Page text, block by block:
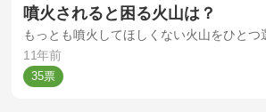
噴火されると困る火山は？
もっとも噴火してほしくない火山をひとつ
11年前
35